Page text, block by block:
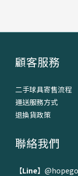
顧客服務
二手球具寄售流程
運送服務方式
退換貨政策
聯絡我們
【Line】